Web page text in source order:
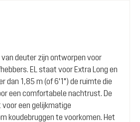
van deuter zijn ontworpen voor
EL staat voor Extra Long en
dan 1,85 m (of 6'1") de ruimte die
een comfortabele nachtrust. De
een gelijkmatige
koudebruggen te voorkomen. Het